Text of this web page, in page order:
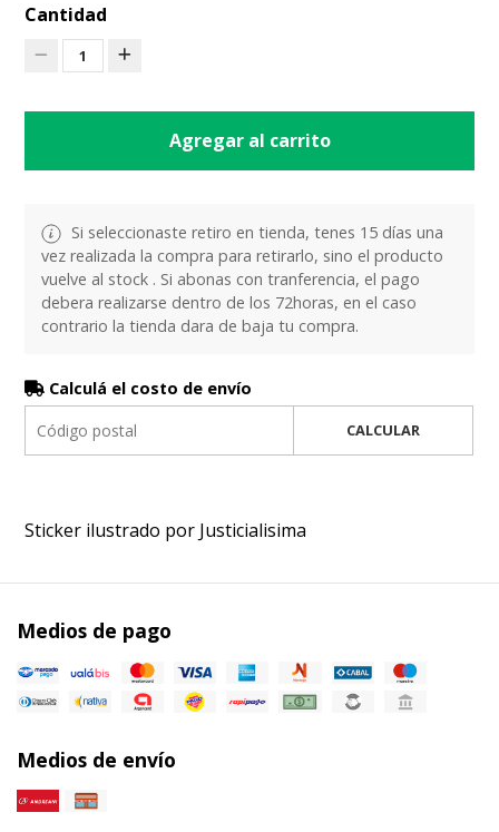
Cantidad
1
Agregar al carrito
Si seleccionaste retiro en tienda, tenes 15 días una
vez realizada la compra para retirarlo, sino el producto
vuelve al stock . Si abonas con tranferencia, el pago
debera realizarse dentro de los 72horas, en el caso
contrario la tienda dara de baja tu compra.
Calculá el costo de envío
CALCULAR
Sticker ilustrado por Justicialisima
Medios de pago
Medios de envío